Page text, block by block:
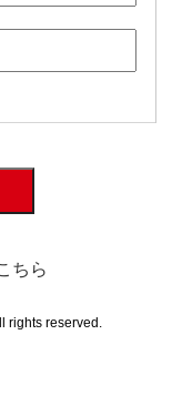
ちら
rights reserved.